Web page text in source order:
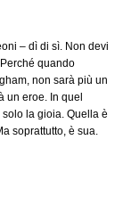
– dì di sì. Non devi
quando
non sarà più un
un eroe. In quel
la gioia. Quella è
soprattutto, è sua.